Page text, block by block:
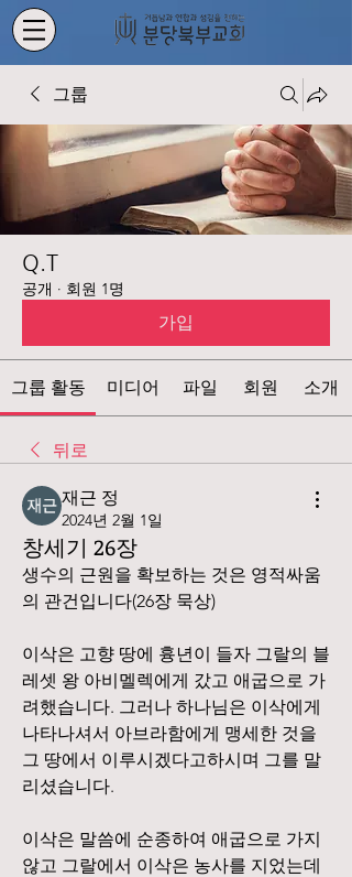
그룹
Q.T
공개 · 회원 1명
가입
그룹 활동 미디어 파일 회원 소개
뒤로
재근 정
2024년 2월 1일
창세기 26장
생수의 근원을 확보하는 것은 영적싸움
의 관건입니다(26장 묵상)
이삭은 고향 땅에 흉년이 들자 그랄의 블
레셋 왕 아비멜렉에게 갔고 애굽으로 가
려했습니다. 그러나 하나님은 이삭에게
나타나셔서 아브라함에게 맹세한 것을
그 땅에서 이루시겠다고하시며 그를 말
리셨습니다.
이삭은 말씀에 순종하여 애굽으로 가지
않고 그랄에서 이삭은 농사를 지었는데